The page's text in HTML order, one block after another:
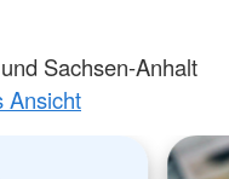
Sachsen-Anhalt
Ansicht